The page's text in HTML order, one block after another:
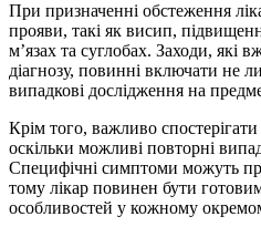
При призначенні обстеження
прояви, такі як висип,
м’язах та суглобах. Заходи, які
діагнозу, повинні включати не
випадкові дослідження на
Крім того, важливо спостерігати
оскільки можливі повторні
Специфічні симптоми можуть
тому лікар повинен бути
особливостей у кожному